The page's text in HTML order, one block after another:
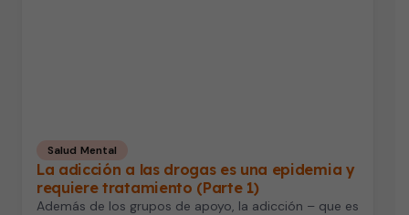
Salud Mental
La adicción a las drogas es una epidemia y
requiere tratamiento (Parte 1)
Además de los grupos de apoyo, la adicción – que es